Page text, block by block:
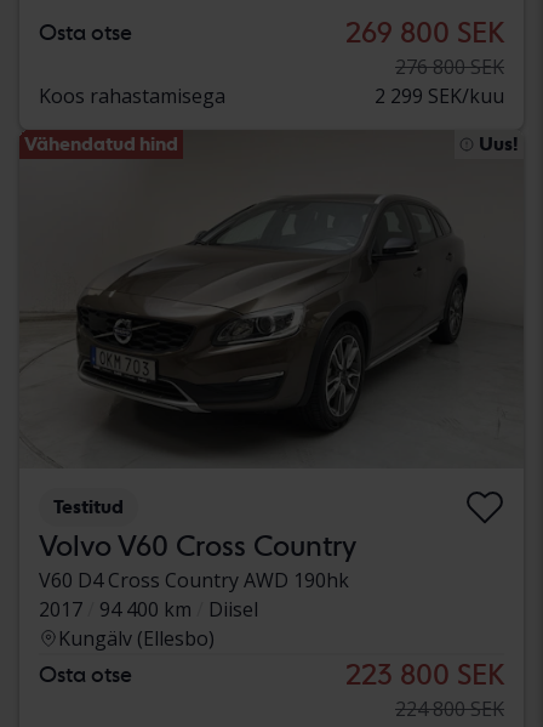
Osta otse 269 800 SEK
276 800 SEK
Koos rahastamisega
2 299 SEK/kuu
Vähendatud hind Uus!
Testitud
Volvo V60 Cross Country
V60 D4 Cross Country AWD 190hk
2017
94 400 km
Diisel
Kungälv (Ellesbo)
Osta otse 223 800 SEK
224 800 SEK